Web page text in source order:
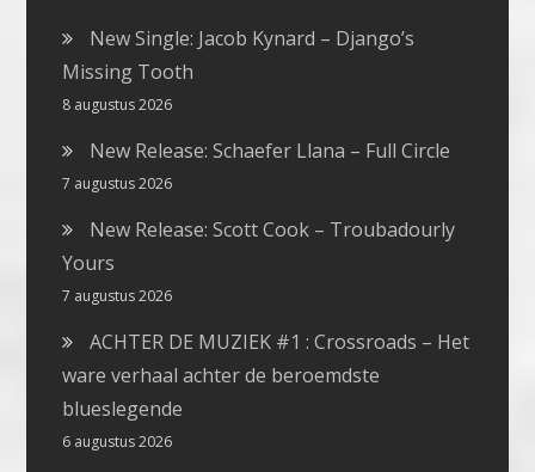
New Single: Jacob Kynard – Django’s
Missing Tooth
8 augustus 2026
New Release: Schaefer Llana – Full Circle
7 augustus 2026
New Release: Scott Cook – Troubadourly
Yours
7 augustus 2026
ACHTER DE MUZIEK #1 : Crossroads – Het
ware verhaal achter de beroemdste
blueslegende
6 augustus 2026